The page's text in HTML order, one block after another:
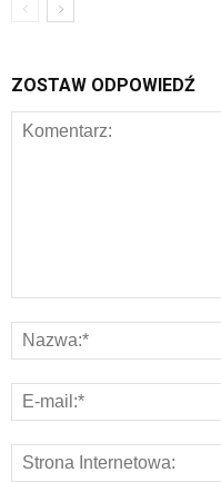
ZOSTAW ODPOWIEDŹ